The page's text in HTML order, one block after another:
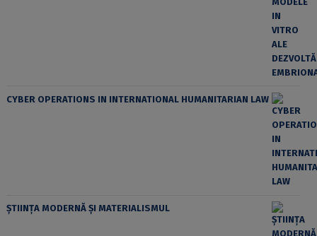
CYBER OPERATIONS IN INTERNATIONAL HUMANITARIAN LAW
ȘTIINȚA MODERNĂ ȘI MATERIALISMUL